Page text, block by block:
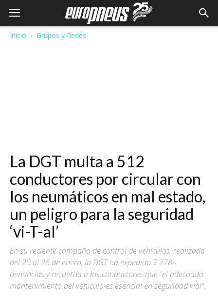
Inicio Grupos y Redes
La DGT multa a 512
conductores por circular con
los neumáticos en mal estado,
un peligro para la seguridad
‘vi-T-al’
En su reciente campaña de control de vehículos, realizada
del 20 al 26 de enero, la DGT ha expedido 7.278
denuncias y recuerda a los conductores que "el adecuado
mantenimiento del vehículo es esencial en seguridad vial".